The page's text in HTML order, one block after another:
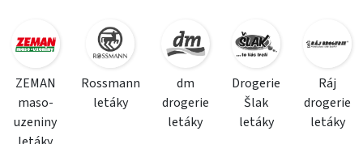
ZEMAN
maso-
uzeniny
Rossmann
letáky
dm
drogerie
letáky
Drogerie
Šlak
letáky
Ráj
drogerie
letáky